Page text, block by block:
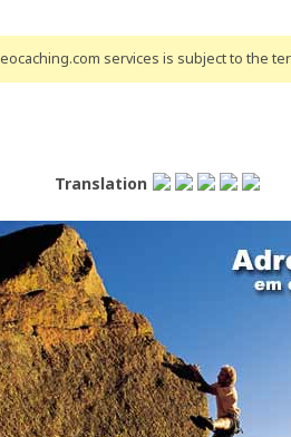
services is subject to the
Translation